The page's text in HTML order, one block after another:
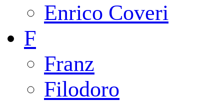
Enrico Coveri
F
Franz
Filodoro